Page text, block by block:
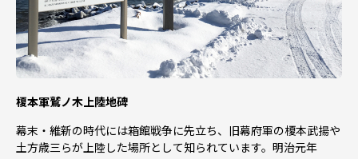
榎本軍鷲ノ木上陸地碑
幕末・維新の時代には箱館戦争に先立ち、旧幕府軍の榎本武揚や
土方歳三らが上陸した場所として知られています。明治元年